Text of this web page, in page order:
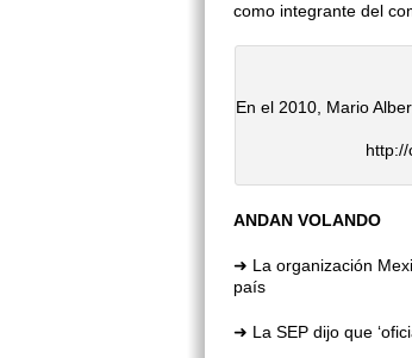
como integrante del
En el 2010, Mario
ANDAN VOLANDO
➜ La organización
país
➜ La SEP dijo que